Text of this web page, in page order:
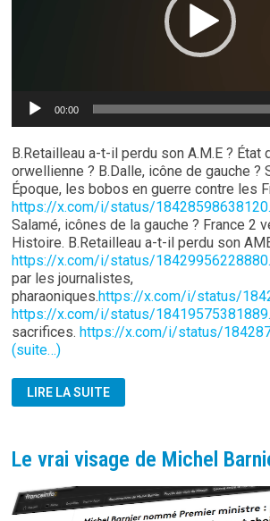
00:00
B.Retailleau a-t-il perdu son A.M.E ? État
orwellienne ? B.Dalle, icône de gauche ?
Époque, les bobos en guerre contre les
https://x.com/i/status/
Salamé, icônes de la gauche ? France 2
Histoire. B.Retailleau a-t-il perdu son
https://x.com/i/status/
par les journalistes,
pharaoniques.https://x.com/i/status/
https://x.com/i/status/
sacrifices.https://x.com/i/status/
(suite…)
DRESLINCOURT:
JOURNAL
LIRE LA SUITE
Le vrai visage de Michel
Lecteur
vidéo